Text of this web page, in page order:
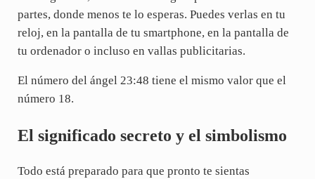
partes, donde menos te lo esperas. Puedes verlas en tu
reloj, en la pantalla de tu smartphone, en la pantalla de
tu ordenador o incluso en vallas publicitarias.
El número del ángel 23:48 tiene el mismo valor que el
número 18.
El significado secreto y el simbolismo
Todo está preparado para que pronto te sientas